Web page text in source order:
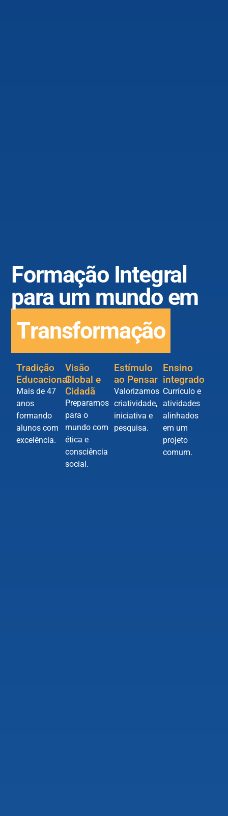
Formação Integral
para um mundo em
Transformação
Tradição
Educacional
Mais de 47
anos
formando
alunos com
excelência.
Visão
Global e
Cidadã
Preparamos
para o
mundo com
ética e
consciência
social.
Estímulo
ao Pensar
Valorizamos
criatividade,
iniciativa e
pesquisa.
Ensino
integrado
Currículo e
atividades
alinhados
em um
projeto
comum.